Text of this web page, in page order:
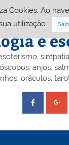
A&E
e
anjos,
oráculos,
Cookies. Ao
utilização.